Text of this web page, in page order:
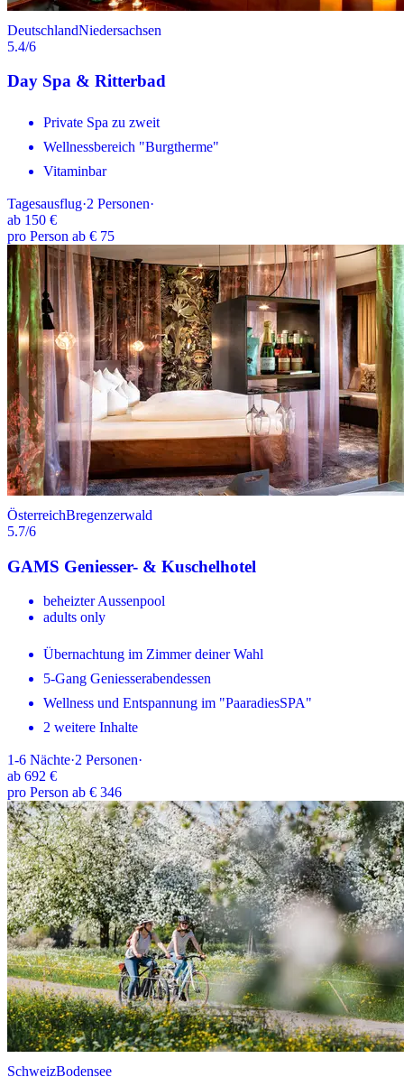
DeutschlandNiedersachsen
5.4/6
Day Spa & Ritterbad
Private Spa zu zweit
Wellnessbereich "Burgtherme"
Vitaminbar
Tagesausflug·2 Personen·
ab 150 €
pro Person ab € 75
ÖsterreichBregenzerwald
5.7/6
GAMS Geniesser- & Kuschelhotel
beheizter Aussenpool
adults only
Übernachtung im Zimmer deiner Wahl
5-Gang Geniesserabendessen
Wellness und Entspannung im "PaaradiesSPA"
2 weitere Inhalte
1-6 Nächte·2 Personen·
ab 692 €
pro Person ab € 346
SchweizBodensee